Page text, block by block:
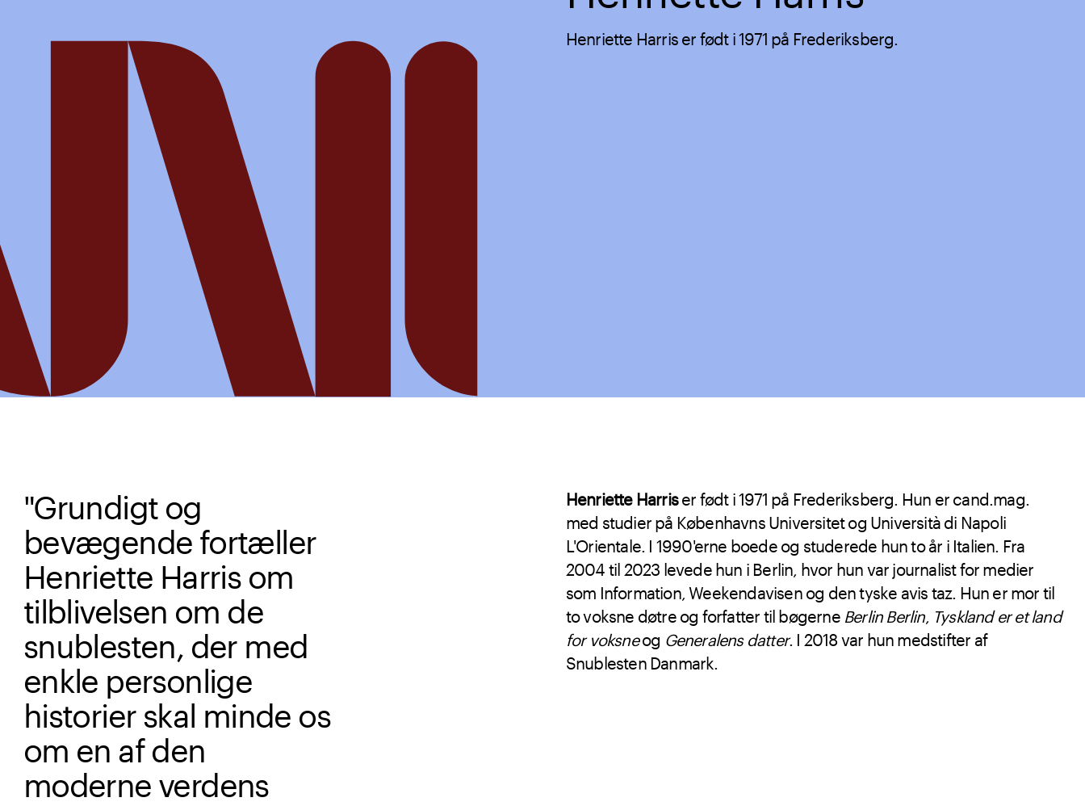
Henriette Harris er født i 1971 på Frederiksberg.
"Grundigt og
bevægende fortæller
Henriette Harris om
tilblivelsen om de
snublesten, der med
enkle personlige
historier skal minde os
om en af den
moderne verdens
Henriette Harriser født i 1971 på Frederiksberg. Hun er cand.mag.
med studier på Københavns Universitet og Università di Napoli
L'Orientale. I 1990'erne boede og studerede hun to år i Italien. Fra
2004 til 2023 levede hun i Berlin, hvor hun var journalist for medier
som Information, Weekendavisen og den tyske avis taz. Hun er mor til
to voksne døtre og forfatter til bøgerneBerlin Berlin, Tyskland er et land
for voksneog Generalens datter. I 2018 var hun medstifter af
Snublesten Danmark.